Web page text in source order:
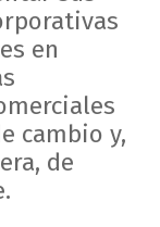
en
cambio y,
de